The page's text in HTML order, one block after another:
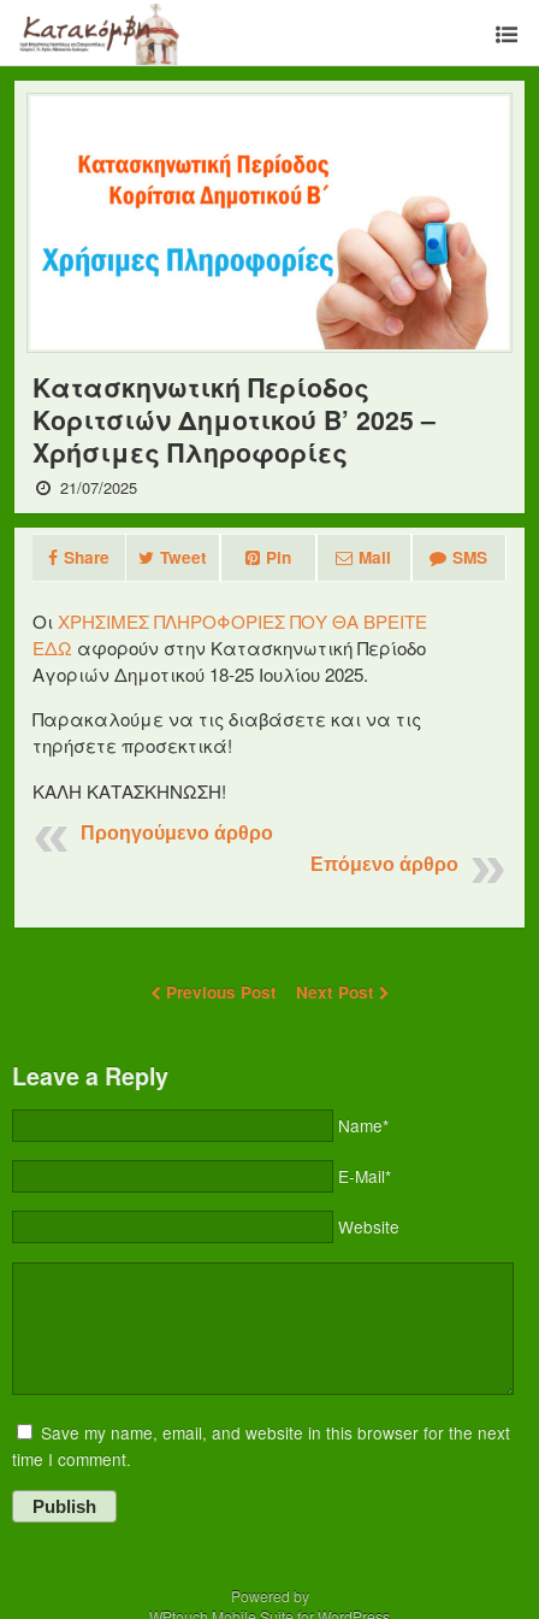
Κατασκηνωτική Περίοδος
Κοριτσιών Δημοτικού B’ 2025 –
Χρήσιμες Πληροφορίες
21/07/2025
Share Tweet Pin Mail SMS
Οι ΧΡΗΣΙΜΕΣ ΠΛΗΡΟΦΟΡΙΕΣ ΠΟΥ ΘΑ ΒΡΕΙΤΕ
ΕΔΩ αφορούν στην Κατασκηνωτική Περίοδο
Αγοριών Δημοτικού 18-25 Ιουλίου 2025.
Παρακαλούμε να τις διαβάσετε και να τις
τηρήσετε προσεκτικά!
ΚΑΛΗ ΚΑΤΑΣΚΗΝΩΣΗ!
Προηγούμενο άρθρο
Επόμενο άρθρο
Previous Post Next Post
Leave a Reply
Name*
E-Mail*
Website
Save my name, email, and website in this browser for the next
time I comment.
Publish
Powered by